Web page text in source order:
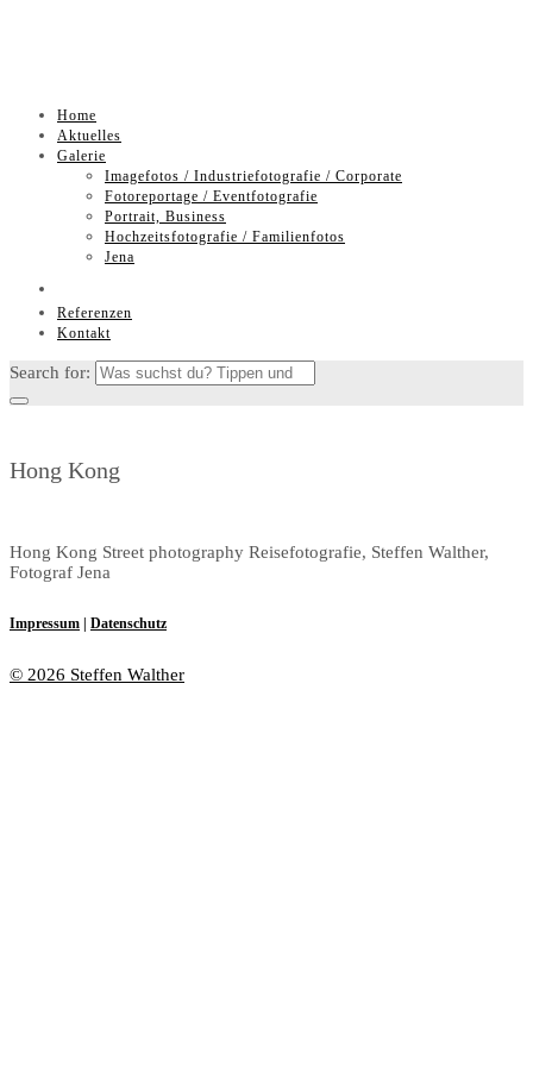
Skip
content
Home
Aktuelles
Galerie
Imagefotos / Industriefotografie / Corporate
Fotoreportage / Eventfotografie
Portrait, Business
Hochzeitsfotografie / Familienfotos
Jena
Referenzen
Kontakt
Search for:
Hong Kong
Hong Kong Street photography Reisefotografie, Steffen Walther,
Fotograf Jena
Impressum | Datenschutz
© 2026 Steffen Walther